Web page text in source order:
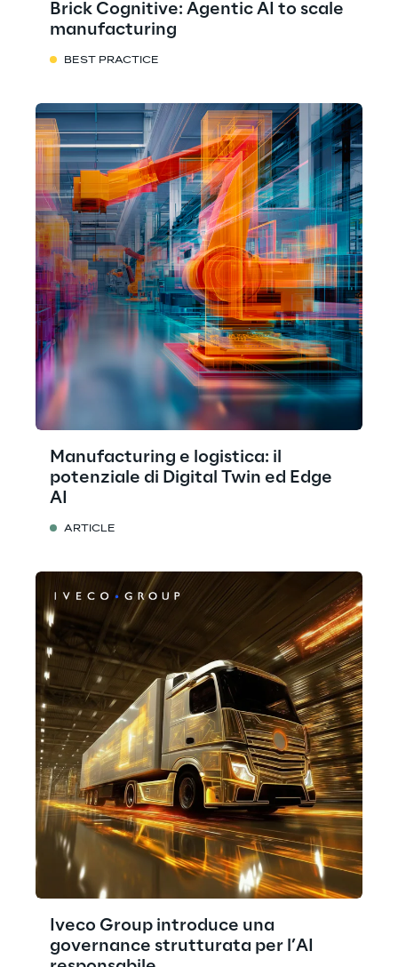
Brick Cognitive: Agentic AI to scale
manufacturing
BEST PRACTICE
Manufacturing e logistica: il
potenziale di Digital Twin ed Edge
AI
ARTICLE
Iveco Group introduce una
governance strutturata per l’AI